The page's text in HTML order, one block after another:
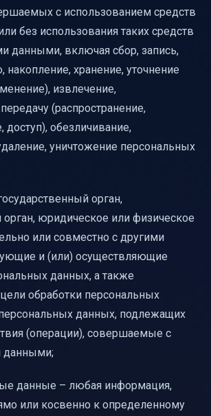
с использованием средств
без использования таких средств
данными, включая сбор, запись,
накопление, хранение, уточнение
извлечение,
(распространение,
доступ), обезличивание,
уничтожение персональных
орган,
юридическое или физическое
или совместно с другими
и (или) осуществляющие
данных, а также
обработки персональных
данных, подлежащих
(операции), совершаемые с
данными;
данные – любая информация,
или косвенно к определенному